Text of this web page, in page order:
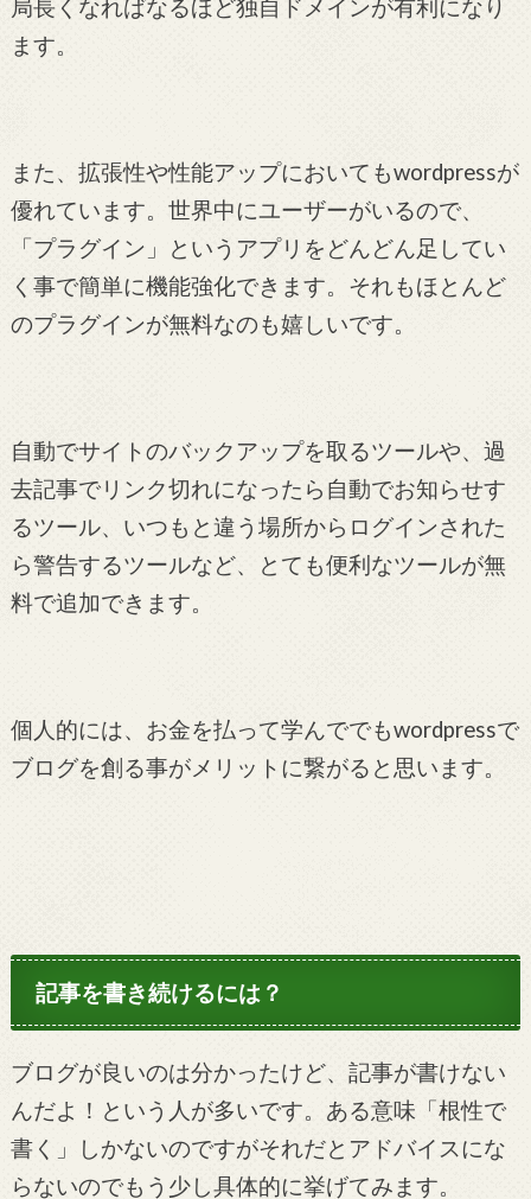
局長くなればなるほど独自ドメインが有利になり
ます。
また、拡張性や性能アップにおいてもwordpressが
優れています。世界中にユーザーがいるので、
「プラグイン」というアプリをどんどん足してい
く事で簡単に機能強化できます。それもほとんど
のプラグインが無料なのも嬉しいです。
自動でサイトのバックアップを取るツールや、過
去記事でリンク切れになったら自動でお知らせす
るツール、いつもと違う場所からログインされた
ら警告するツールなど、とても便利なツールが無
料で追加できます。
個人的には、お金を払って学んででもwordpressで
ブログを創る事がメリットに繋がると思います。
記事を書き続けるには？
ブログが良いのは分かったけど、記事が書けない
んだよ！という人が多いです。ある意味「根性で
書く」しかないのですがそれだとアドバイスにな
らないのでもう少し具体的に挙げてみます。